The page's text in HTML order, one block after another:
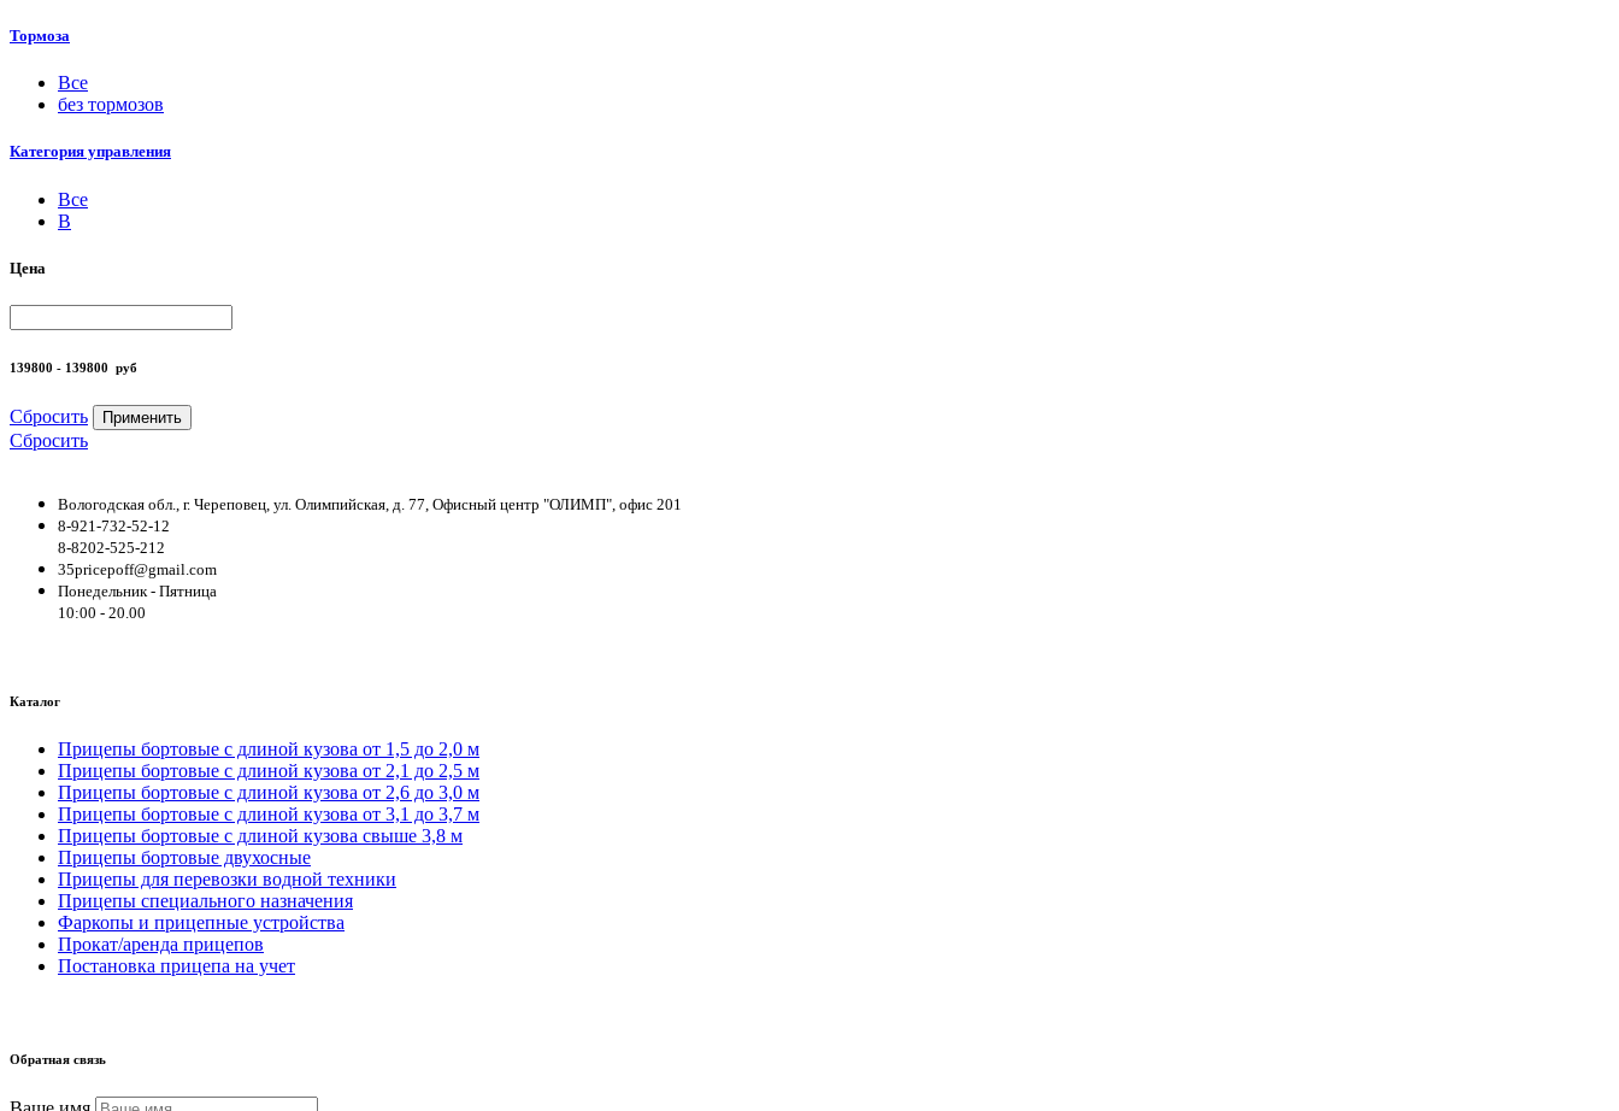
Тормоза
Все
без тормозов
Категория управления
Все
B
Цена
139800 - 139800 руб
Сбросить Применить
Сбросить
Вологодская обл., г. Череповец, ул. Олимпийская, д. 77, Офисный центр "ОЛИМП", офис 201
8-921-732-52-12
8-8202-525-212
35pricepoff@gmail.com
Понедельник - Пятница
10:00 - 20.00
Каталог
Прицепы бортовые с длиной кузова от 1,5 до 2,0 м
Прицепы бортовые с длиной кузова от 2,1 до 2,5 м
Прицепы бортовые с длиной кузова от 2,6 до 3,0 м
Прицепы бортовые с длиной кузова от 3,1 до 3,7 м
Прицепы бортовые с длиной кузова свыше 3,8 м
Прицепы бортовые двухосные
Прицепы для перевозки водной техники
Прицепы специального назначения
Фаркопы и прицепные устройства
Прокат/аренда прицепов
Постановка прицепа на учет
Обратная связь